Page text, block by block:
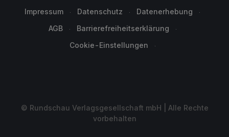
Impressum Datenschutz
Datenerhebung
AGB
Barrierefreiheitserklärung
Cookie-Einstellungen
© Rundschau Verlagsgesellschaft mbH | Alle Rechte
vorbehalten